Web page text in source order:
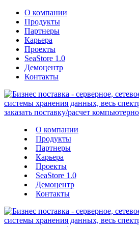
О компании
Продукты
Партнеры
Карьера
Проекты
SeaStore 1.0
Демоцентр
Контакты
О компании
Продукты
Партнеры
Карьера
Проекты
SeaStore 1.0
Демоцентр
Контакты